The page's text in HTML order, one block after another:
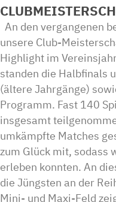
An den vergangenen
unsere Club-
Highlight im
standen die Halbfinals
(ältere Jahrgänge)
Programm. Fast 140
insgesamt
umkämpfte Matches
zum Glück mit, sodass
erleben konnten. An
die Jüngsten an der
Mini- und Maxi-Feld